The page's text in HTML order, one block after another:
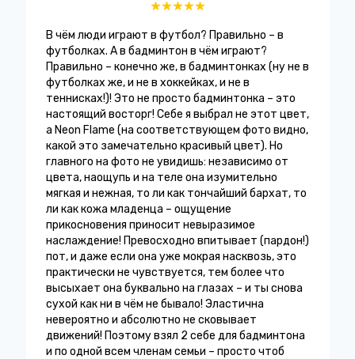
В чём люди играют в футбол? Правильно – в
футболках. А в бадминтон в чём играют?
Правильно – конечно же, в бадминтонках (ну не в
футболках же, и не в хоккейках, и не в
теннисках!)! Это не просто бадминтонка – это
настоящий восторг! Себе я выбрал не этот цвет,
а Neon Flame (на соответствующем фото видно,
какой это замечательно красивый цвет). Но
главного на фото не увидишь: независимо от
цвета, наощупь и на теле она изумительно
мягкая и нежная, то ли как тончайший бархат, то
ли как кожа младенца – ощущение
прикосновения приносит невыразимое
наслаждение! Превосходно впитывает (пардон!)
пот, и даже если она уже мокрая насквозь, это
практически не чувствуется, тем более что
высыхает она буквально на глазах – и ты снова
сухой как ни в чём не бывало! Эластична
невероятно и абсолютно не сковывает
движений! Поэтому взял 2 себе для бадминтона
и по одной всем членам семьи – просто чтоб